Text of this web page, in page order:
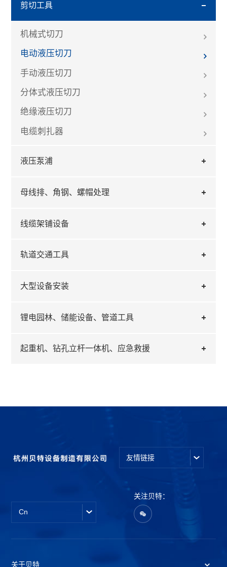
剪切工具
机械式切刀
电动液压切刀
手动液压切刀
分体式液压切刀
绝缘液压切刀
电缆刺扎器
液压泵浦
母线排、角钢、螺帽处理
线缆架铺设备
轨道交通工具
大型设备安装
锂电园林、储能设备、管道工具
起重机、钻孔立杆一体机、应急救援
友情链接
Cn
关注贝特：
关于贝特